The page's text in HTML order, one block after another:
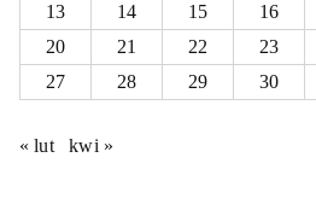
13
14 15 16
20
21 22 23
27
28 29 30
« lut kwi »